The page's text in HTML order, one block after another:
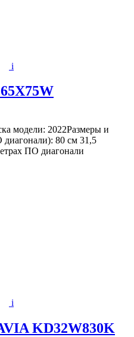
i
модели: 2022Размеры и
80 см 31,5
ПО диагонали
i
KD32W830K